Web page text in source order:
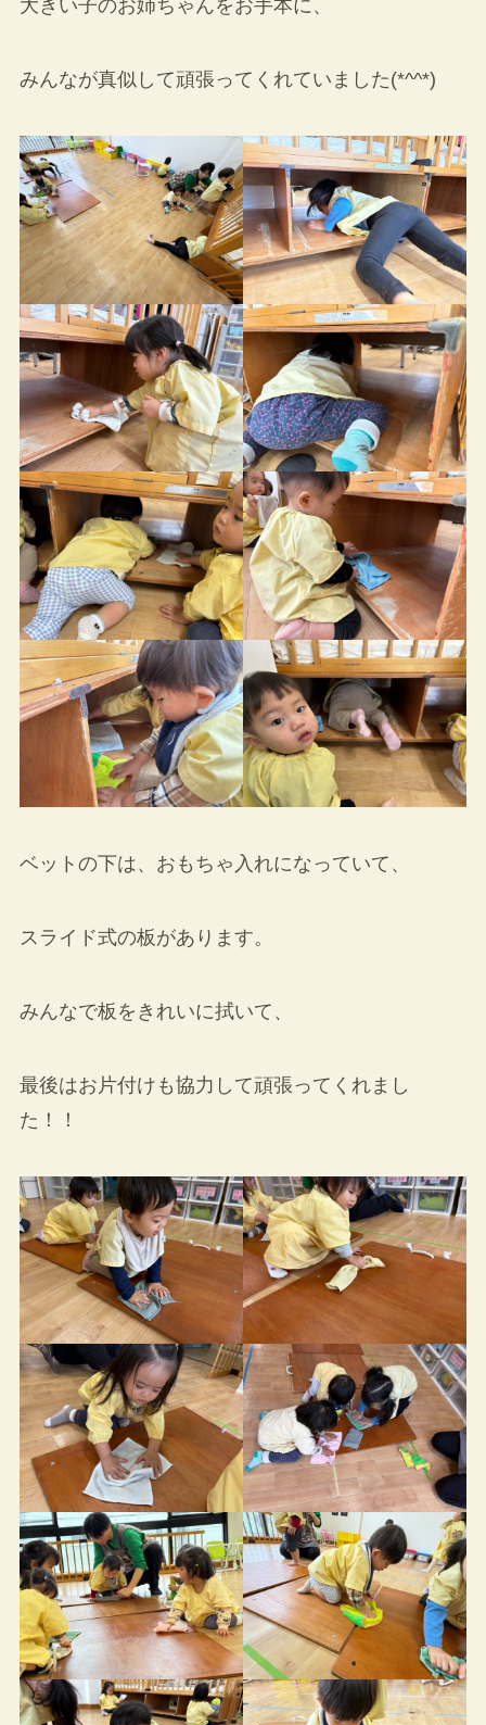
大きい子のお姉ちゃんをお手本に、
みんなが真似して頑張ってくれていました(*^^*)
ベットの下は、おもちゃ入れになっていて、
スライド式の板があります。
みんなで板をきれいに拭いて、
最後はお片付けも協力して頑張ってくれまし
た！！